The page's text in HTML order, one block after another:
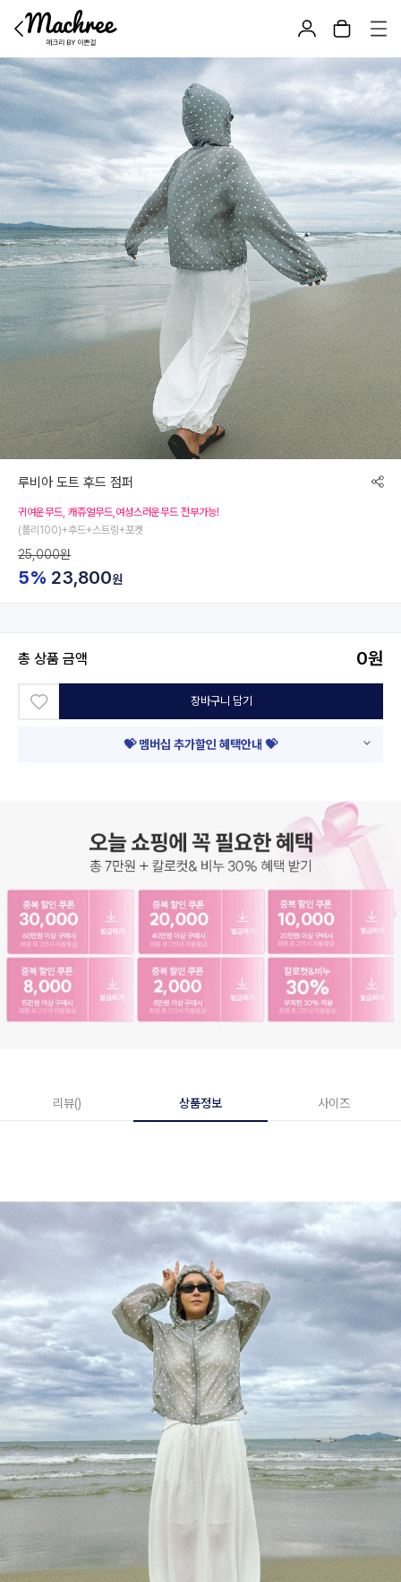
루비아 도트 후드 점퍼
귀여운무드, 캐쥬얼무드,여성스러운무드 전부가능!
(폴리100)+후드+스트링+포켓
25,000원
5% 23,800원
총 상품 금액 0원
장바구니 담기
💝 멤버십 추가할인 혜택안내 💝
리뷰() 상품정보 사이즈